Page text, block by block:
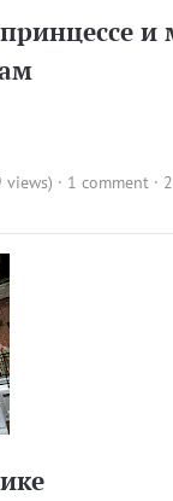
и
views) · 1 comment ·